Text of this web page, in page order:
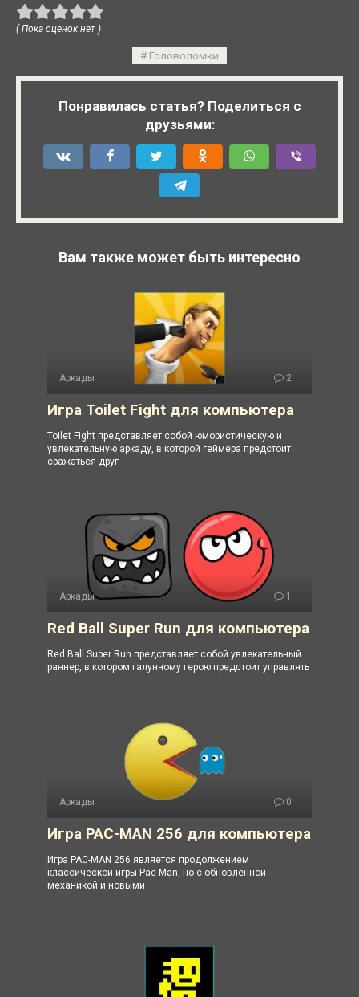
( Пока оценок нет )
Головоломки
Понравилась статья? Поделиться с
друзьями:
Вам также может быть интересно
Аркады 2
Игра Toilet Fight для компьютера
Toilet Fight представляет собой юмористическую и
увлекательную аркаду, в которой геймера предстоит
сражаться друг
Аркады 1
Red Ball Super Run для компьютера
Red Ball Super Run представляет собой увлекательный
раннер, в котором галунному герою предстоит управлять
Аркады 0
Игра PAC-MAN 256 для компьютера
Игра PAC-MAN 256 является продолжением
классической игры Pac-Man, но с обновлённой
механикой и новыми